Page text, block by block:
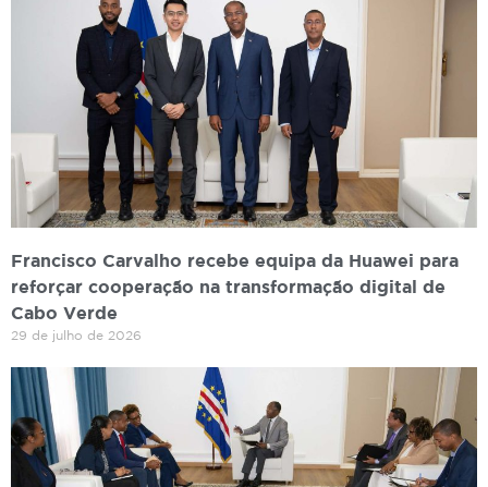
Francisco Carvalho recebe equipa da Huawei para
reforçar cooperação na transformação digital de
Cabo Verde
29 de julho de 2026